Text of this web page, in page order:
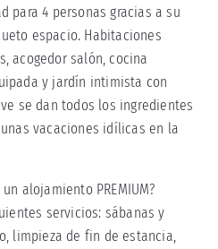
para 4 personas gracias a su
espacio. Habitaciones
acogedor salón, cocina
y jardín intimista con
se dan todos los ingredientes
vacaciones idílicas en la
alojamiento PREMIUM?
servicios: sábanas y
limpieza de fin de estancia,